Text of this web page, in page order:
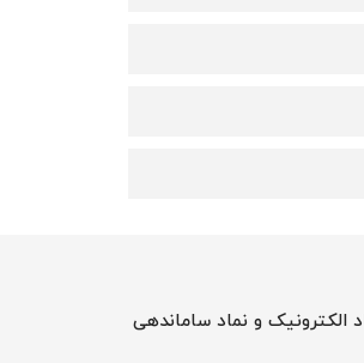
الکترونیک و نماد ساماندهی